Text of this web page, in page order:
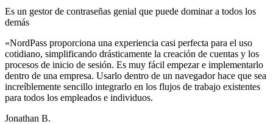
Es un gestor de contraseñas genial que puede dominar a todos los
demás
«NordPass proporciona una experiencia casi perfecta para el uso
cotidiano, simplificando drásticamente la creación de cuentas y los
procesos de inicio de sesión. Es muy fácil empezar e implementarlo
dentro de una empresa. Usarlo dentro de un navegador hace que sea
increíblemente sencillo integrarlo en los flujos de trabajo existentes
para todos los empleados e individuos.
Jonathan B.